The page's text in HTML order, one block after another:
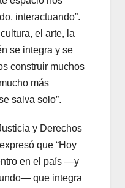
interactuando”.
el arte, la
se integra y se
construir muchos
más
salva solo”.
y Derechos
que “Hoy
en el país —y
que integra